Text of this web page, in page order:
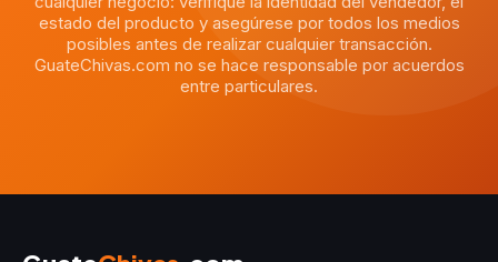
estado del producto y asegúrese por todos los medios
posibles antes de realizar cualquier transacción.
GuateChivas.com no se hace responsable por acuerdos
entre particulares.